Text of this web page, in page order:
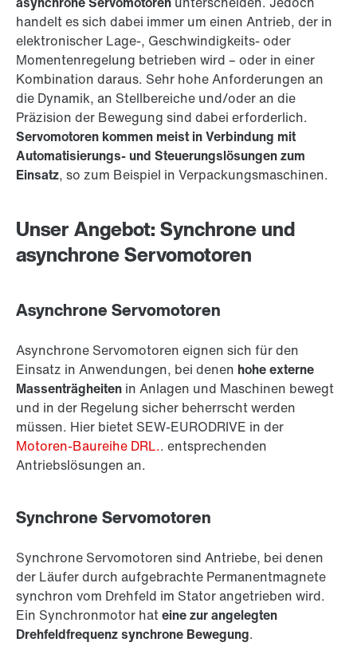
handelt es sich dabei immer um einen Antrieb, der in
elektronischer Lage-, Geschwindigkeits- oder
Momentenregelung betrieben wird – oder in einer
Kombination daraus. Sehr hohe Anforderungen an
die Dynamik, an Stellbereiche und/oder an die
Präzision der Bewegung sind dabei erforderlich.
Servomotoren kommen meist in Verbindung mit
Automatisierungs- und Steuerungslösungen zum
Einsatz, so zum Beispiel in Verpackungsmaschinen.
Unser Angebot: Synchrone und
asynchrone Servomotoren
Asynchrone Servomotoren
Asynchrone Servomotoren eignen sich für den
Einsatz in Anwendungen, bei denen hohe externe
Massenträgheiten in Anlagen und Maschinen bewegt
und in der Regelung sicher beherrscht werden
müssen. Hier bietet SEW-EURODRIVE in der
Motoren-Baureihe DRL.. entsprechenden
Antriebslösungen an.
Synchrone Servomotoren
Synchrone Servomotoren sind Antriebe, bei denen
der Läufer durch aufgebrachte Permanentmagnete
synchron vom Drehfeld im Stator angetrieben wird.
Ein Synchronmotor hateine zur angelegten
Drehfeldfrequenz synchrone Bewegung.